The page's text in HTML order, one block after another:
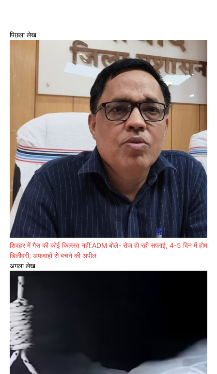
पिछला लेख
शिवहर में गैस की कोई किल्लत नहीं:ADM बोले- रोज हो रही सप्लाई, 4-5 दिन में होम
डिलीवरी, अफवाहों से बचने की अपील
अगला लेख